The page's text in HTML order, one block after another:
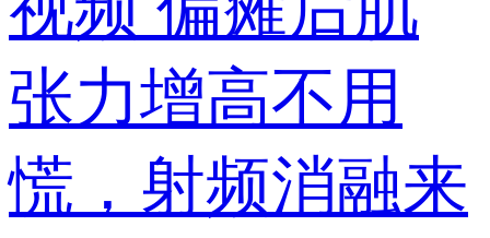
张力增高不用
慌，射频消融来